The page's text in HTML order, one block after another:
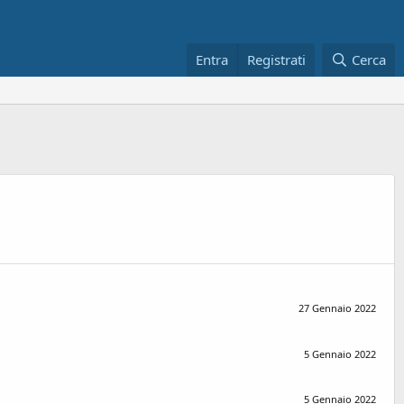
Entra Registrati Cerca
27 Gennaio 2022
5 Gennaio 2022
5 Gennaio 2022